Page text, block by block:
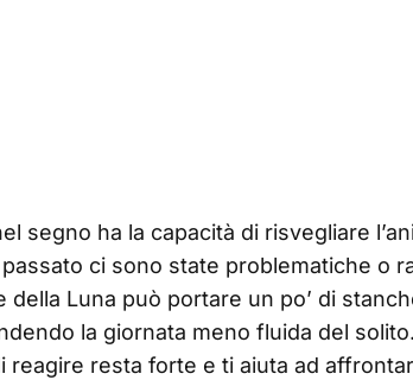
segno ha la capacità di risvegliare
ci sono state problematiche o
della Luna può portare un po’ di
la giornata meno fluida del
reagire resta forte e ti aiuta ad